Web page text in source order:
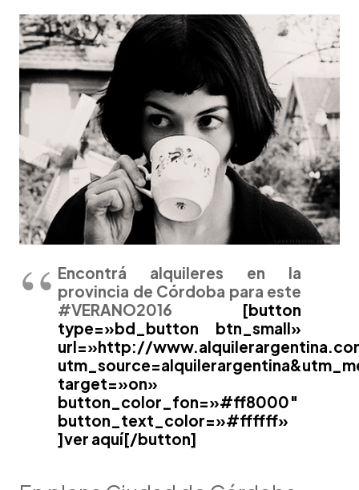
Encontrá alquileres en la
provincia de Córdoba para este
#VERANO2016 [button
type=»bd_button btn_small»
url=»http://
target=»on»
button_color_fon=»#ff8000″
button_text_color=»#ffffff»
]ver aquí[/button]